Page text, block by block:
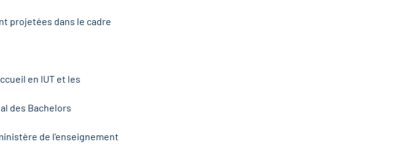
projetées dans le cadre
en IUT et les
des Bachelors
de l’enseignement